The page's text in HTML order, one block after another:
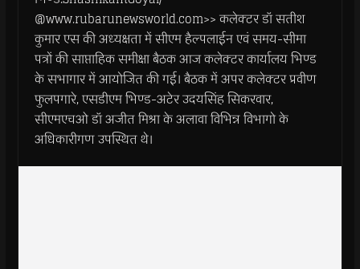
@www.rubarunewsworld.com>> कलेक्टर डॉ सतीश
कुमार एस की अध्यक्षता में सीएम हैल्पलाईन एवं समय-सीमा
पत्रों की साप्ताहिक समीक्षा बैठक आज कलेक्टर कार्यालय भिण्ड
के सभागार में आयोजित की गई। बैठक में अपर कलेक्टर प्रवीण
फुलपगारे, एसडीएम भिण्ड-अटेर उदयसिंह सिकरवार,
सीएमएचओ डॉ अजीत मिश्रा के अलावा विभिन्न विभागो के
अधिकारीगण उपस्थित थे।